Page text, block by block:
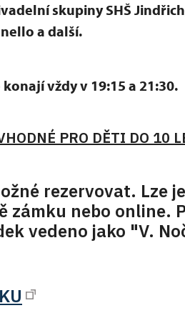
skupiny SHŠ
a další.
vždy v 19:15 a 21:30.
PRO DĚTI DO 10
rezervovat. Lze
zámku nebo online.
vedeno jako "V.